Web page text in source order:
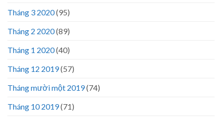
Tháng 3 2020(95)
Tháng 2 2020(89)
Tháng 1 2020(40)
Tháng 12 2019(57)
Tháng mười một 2019(74)
Tháng 10 2019(71)